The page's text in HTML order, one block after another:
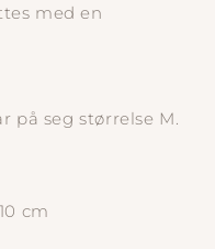
med en
på seg størrelse M.
cm